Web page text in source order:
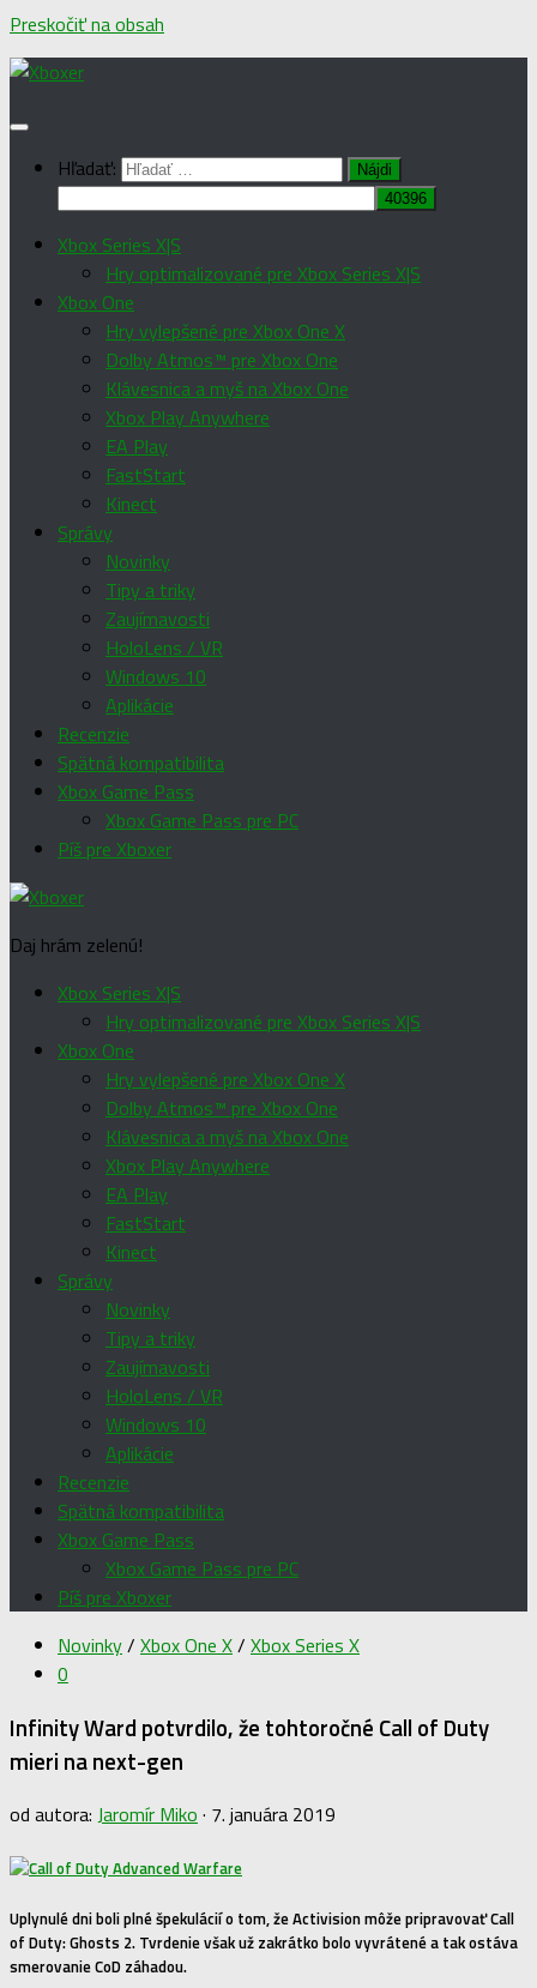
Preskočiť na obsah
Hľadať:
Xbox Series X|S
Hry optimalizované pre Xbox Series X|S
Xbox One
Hry vylepšené pre Xbox One X
Dolby Atmos™ pre Xbox One
Klávesnica a myš na Xbox One
Xbox Play Anywhere
EA Play
FastStart
Kinect
Správy
Novinky
Tipy a triky
Zaujímavosti
HoloLens / VR
Windows 10
Aplikácie
Recenzie
Spätná kompatibilita
Xbox Game Pass
Xbox Game Pass pre PC
Píš pre Xboxer
Daj hrám zelenú!
Xbox Series X|S
Hry optimalizované pre Xbox Series X|S
Xbox One
Hry vylepšené pre Xbox One X
Dolby Atmos™ pre Xbox One
Klávesnica a myš na Xbox One
Xbox Play Anywhere
EA Play
FastStart
Kinect
Správy
Novinky
Tipy a triky
Zaujímavosti
HoloLens / VR
Windows 10
Aplikácie
Recenzie
Spätná kompatibilita
Xbox Game Pass
Xbox Game Pass pre PC
Píš pre Xboxer
Novinky/ Xbox One X/ Xbox Series X
0
Infinity Ward potvrdilo, že tohtoročné Call of Duty
mieri na next-gen
od autora: Jaromír Miko · 7. januára 2019
Uplynulé dni boli plné špekulácií o tom, že Activision môže pripravovať Call
of Duty: Ghosts 2. Tvrdenie však už zakrátko bolo vyvrátené a tak ostáva
smerovanie CoD záhadou.